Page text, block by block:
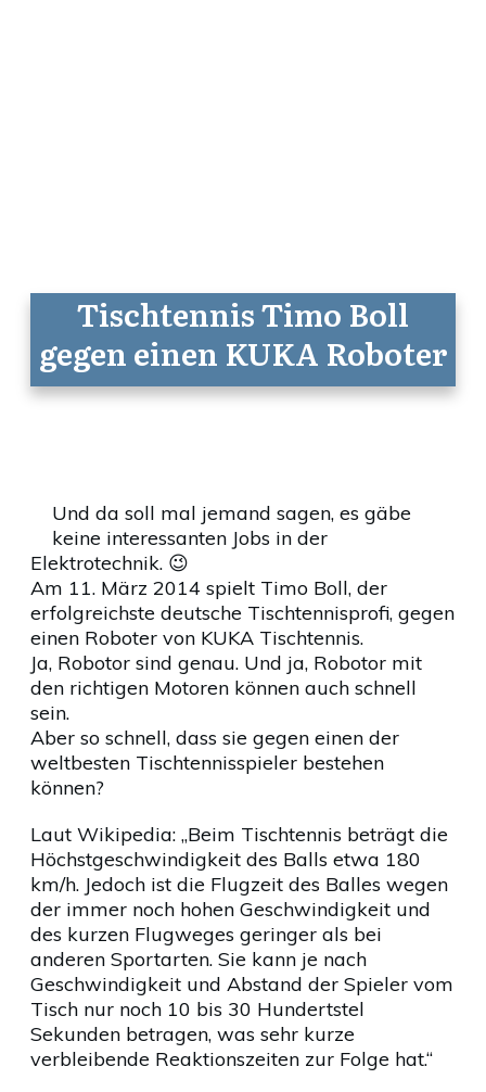
Tischtennis Timo Boll
gegen einen KUKA Roboter
Und da soll mal jemand sagen, es gäbe
keine interessanten Jobs in der
Elektrotechnik. 😉
Am 11. März 2014 spielt Timo Boll, der
erfolgreichste deutsche Tischtennisprofi, gegen
einen Roboter von KUKA Tischtennis.
Ja, Robotor sind genau. Und ja, Robotor mit
den richtigen Motoren können auch schnell
sein.
Aber so schnell, dass sie gegen einen der
weltbesten Tischtennisspieler bestehen
können?
Laut Wikipedia: „Beim Tischtennis beträgt die
Höchstgeschwindigkeit des Balls etwa 180
km/h. Jedoch ist die Flugzeit des Balles wegen
der immer noch hohen Geschwindigkeit und
des kurzen Flugweges geringer als bei
anderen Sportarten. Sie kann je nach
Geschwindigkeit und Abstand der Spieler vom
Tisch nur noch 10 bis 30 Hundertstel
Sekunden betragen, was sehr kurze
verbleibende Reaktionszeiten zur Folge hat.“